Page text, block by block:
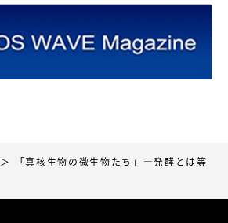
＞ 「真核生物の微生物たち」―発酵とは等